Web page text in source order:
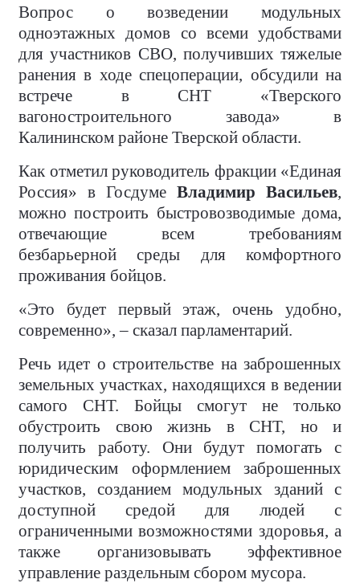
Вопрос о возведении модульных
одноэтажных домов со всеми удобствами
для участников СВО, получивших тяжелые
ранения в ходе спецоперации, обсудили на
встрече в СНТ «Тверского
вагоностроительного завода» в
Калининском районе Тверской области.
Как отметил руководитель фракции «Единая
Россия» в Госдуме Владимир Васильев,
можно построить быстровозводимые дома,
отвечающие всем требованиям
безбарьерной среды для комфортного
проживания бойцов.
«Это будет первый этаж, очень удобно,
современно», – сказал парламентарий.
Речь идет о строительстве на заброшенных
земельных участках, находящихся в ведении
самого СНТ. Бойцы смогут не только
обустроить свою жизнь в СНТ, но и
получить работу. Они будут помогать с
юридическим оформлением заброшенных
участков, созданием модульных зданий с
доступной средой для людей с
ограниченными возможностями здоровья, а
также организовывать эффективное
управление раздельным сбором мусора.